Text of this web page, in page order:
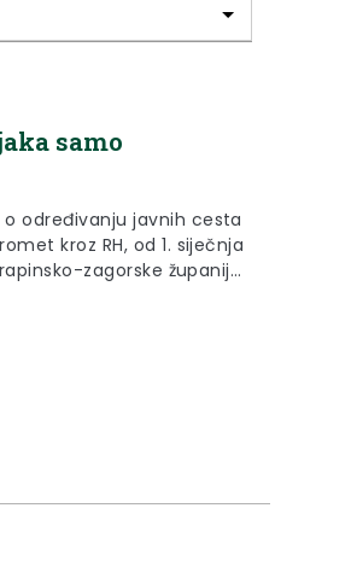
samo
određivanju javnih cesta
kroz RH, od 1. siječnja
zagorske županije i
D1, Krapina - Gornji